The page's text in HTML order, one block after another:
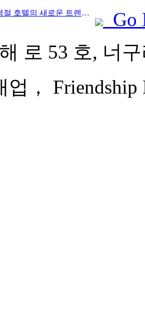
Prev:2024년 국경절 호텔의 새로운 트렌드: 2000년대 이후 세대는 Hanfu를 입고 '영빈관'에 머물며 차를 마시고 서예를 배워 문화적 자신감을 보여줍니다.
Go
로 53 호, 너
업， Friendship